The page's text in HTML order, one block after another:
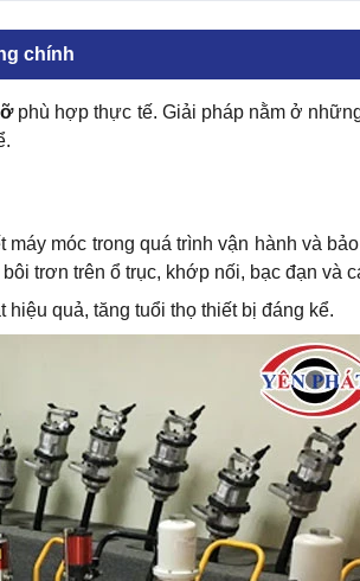
chính
phù hợp thực tế. Giải pháp nằm ở
móc trong quá trình vận hành và
trơn trên ổ trục, khớp nối, bạc đạn và
quả, tăng tuổi thọ thiết bị đáng kể.